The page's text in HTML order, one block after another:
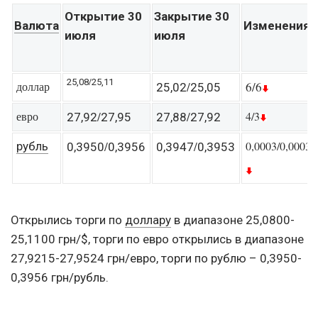
Валюта
Открытие 30
июля
Закрытие 30
июля
Изменения
доллар 25,08/25,11 25,02/25,05 6/6
евро 27,92/27,95 27,88/27,92 4/3
рубль 0,3950/0,3956 0,3947/0,3953 0,0003/0,0003
Открылись торги по доллару в диапазоне 25,0800-
25,1100 грн/$, торги по евро открылись в диапазоне
27,9215-27,9524 грн/евро, торги по рублю – 0,3950-
0,3956 грн/рубль.